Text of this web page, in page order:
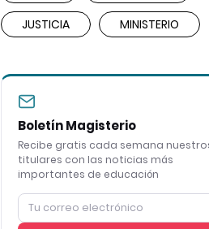
JUSTICIA MINISTERIO
Boletín Magisterio
Recibe gratis cada semana
titulares con las noticias más
importantes de educación